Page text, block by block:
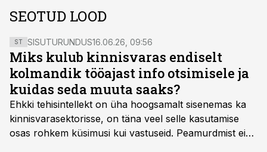
SEOTUD LOOD
ST SISUTURUNDUS16.06.26, 09:56
Miks kulub kinnisvaras endiselt
kolmandik tööajast info otsimisele ja
kuidas seda muuta saaks?
Ehkki tehisintellekt on üha hoogsamalt sisenemas ka
kinnisvarasektorisse, on täna veel selle kasutamise
osas rohkem küsimusi kui vastuseid. Peamurdmist ei